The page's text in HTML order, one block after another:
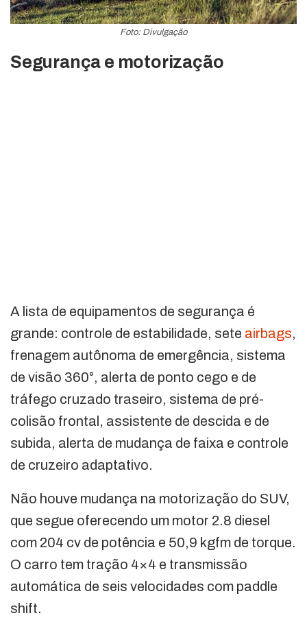
Foto: Divulgação
Segurança e motorização
A lista de equipamentos de segurança é
grande: controle de estabilidade, sete airbags,
frenagem autônoma de emergência, sistema
de visão 360°, alerta de ponto cego e de
tráfego cruzado traseiro, sistema de pré-
colisão frontal, assistente de descida e de
subida, alerta de mudança de faixa e controle
de cruzeiro adaptativo.
Não houve mudança na motorização do SUV,
que segue oferecendo um motor 2.8 diesel
com 204 cv de potência e 50,9 kgfm de torque.
O carro tem tração 4×4 e transmissão
automática de seis velocidades com paddle
shift.